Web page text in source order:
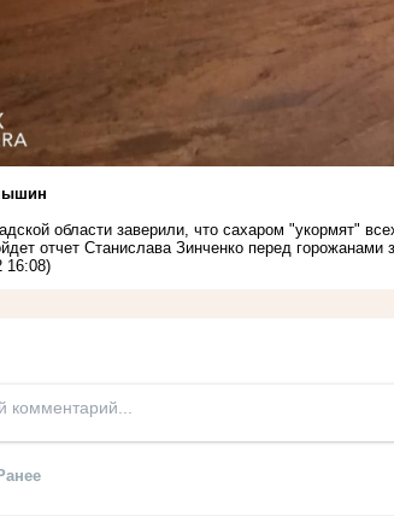
области заверили, что сахаром "укормят"
отчет Станислава Зинченко перед горожанами
16:08)